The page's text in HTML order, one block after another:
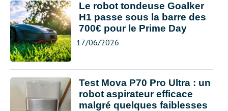
Le robot tondeuse Goalker
H1 passe sous la barre des
700€ pour le Prime Day
17/06/2026
Test Mova P70 Pro Ultra : un
robot aspirateur efficace
malgré quelques faiblesses